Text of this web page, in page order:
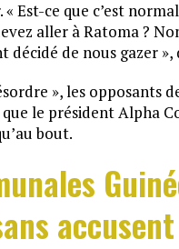
ce que c’est
aller à Ratoma ?
décidé de nous gazer »,
», les opposants
le président Alpha
bout.